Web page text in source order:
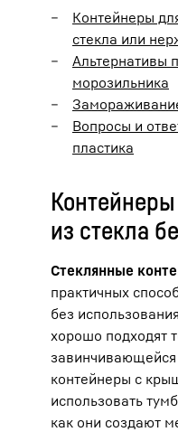
Контейнеры
стекла или
Альтернативы
морозильника
Вопросы и
пластика
из стекла
Стеклянные
практичных
без
хорошо подходят
контейнеры с
использовать
как они создают